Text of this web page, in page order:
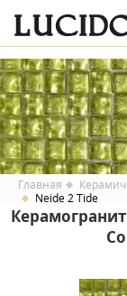
Главная
Neide 2 Tide